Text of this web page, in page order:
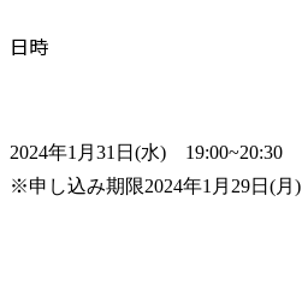
日時
2024年1月31日(水)　19:00~20:30
※申し込み期限2024年1月29日(月)